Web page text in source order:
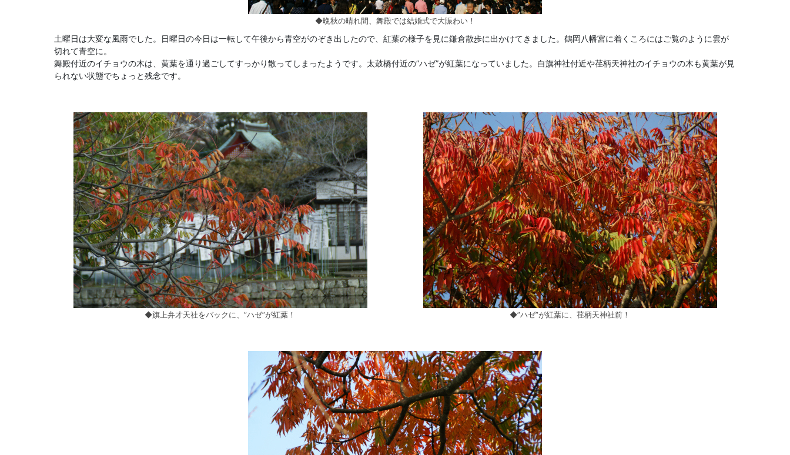
◆晩秋の晴れ間、舞殿では結婚式で大賑わい！
土曜日は大変な風雨でした。日曜日の今日は一転して午後から青空がのぞき出したので、紅葉の様子を見に鎌倉散歩に出かけてきました。鶴岡八幡宮に着くころにはご覧のように雲が
切れて青空に。
舞殿付近のイチョウの木は、黄葉を通り過ごしてすっかり散ってしまったようです。太鼓橋付近の”ハゼ”が紅葉になっていました。白旗神社付近や荏柄天神社のイチョウの木も黄葉が見
られない状態でちょっと残念です。
◆旗上弁才天社をバックに、”ハゼ”が紅葉！ ◆”ハゼ”が紅葉に、荏柄天神社前！